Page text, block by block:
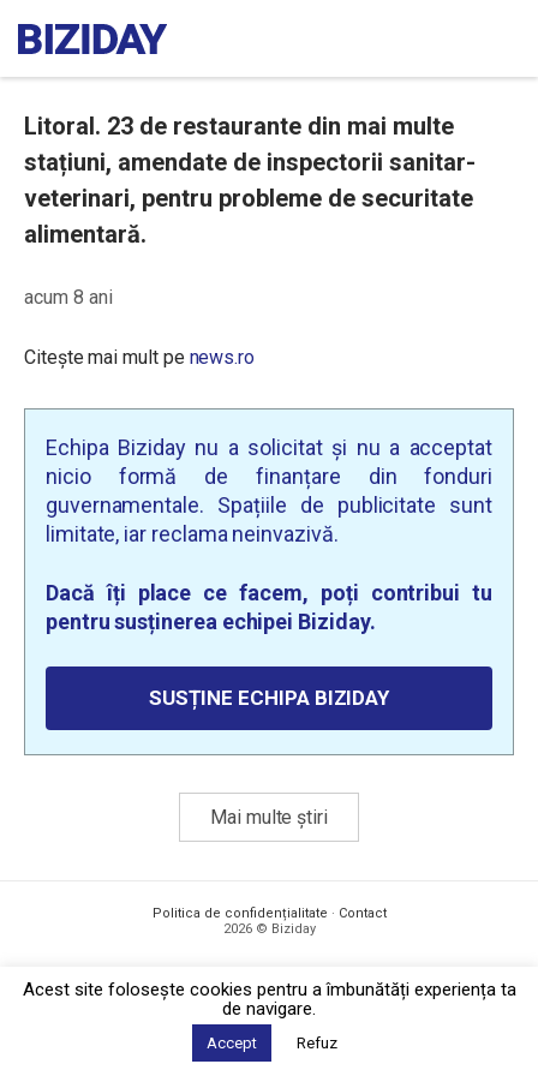
Litoral. 23 de restaurante din mai multe
stațiuni, amendate de inspectorii sanitar-
veterinari, pentru probleme de securitate
alimentară.
acum 8 ani
Citește mai mult pe news.ro
Echipa Biziday nu a solicitat și nu a acceptat
nicio formă de finanțare din fonduri
guvernamentale. Spațiile de publicitate sunt
limitate, iar reclama neinvazivă.
Dacă îți place ce facem, poți contribui tu
pentru susținerea echipei Biziday.
SUSȚINE ECHIPA BIZIDAY
Mai multe știri
Politica de confidențialitate · Contact
2026 © Biziday
Acest site foloseşte cookies pentru a îmbunătăți experiența ta
de navigare.
Accept Refuz